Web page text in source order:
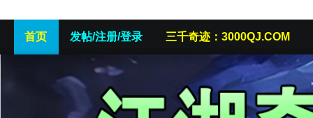
首页 发帖/注册/登录 三千奇迹：3000QJ.COM